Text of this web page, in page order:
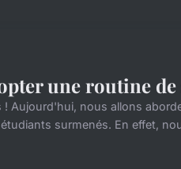
une routine
! Aujourd'hui, nous allons
surmenés. En effet,